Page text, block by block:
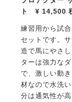
ト ¥ 14,500
練習用から試
セットです。
造で馬にやさ
ターは強力な
で、激しい動
材なので水洗
分は通気性が